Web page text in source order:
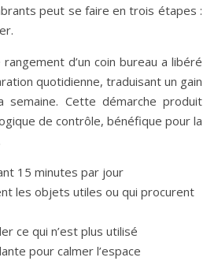
peut se faire en trois étapes :
d’un coin bureau a libéré
quotidienne, traduisant un gain
Cette démarche produit
de contrôle, bénéfique pour la
15 minutes par jour
les objets utiles ou qui procurent
ce qui n’est plus utilisé
pour calmer l’espace